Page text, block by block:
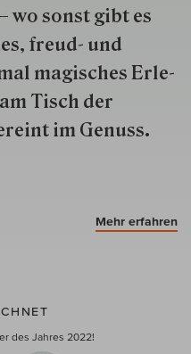
wo sonst gibt es
freud- und
ma­gisch­es Er­le­
Tisch der
im Genuss.
Mehr erfahren
des Jahres 2022!